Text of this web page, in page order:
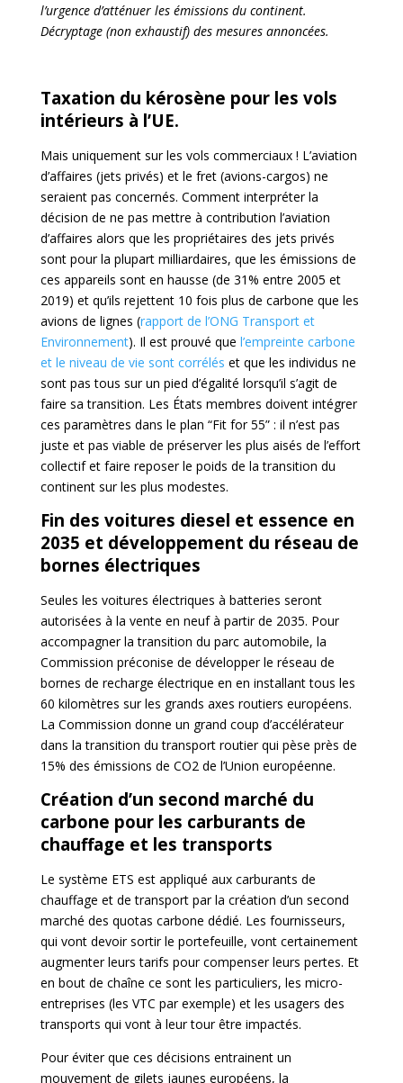
l’urgence d’atténuer les émissions du continent.
Décryptage (non exhaustif) des mesures annoncées.
Taxation du kérosène pour les vols
intérieurs à l’UE.
Mais uniquement sur les vols commerciaux ! L’aviation
d’affaires (jets privés) et le fret (avions-cargos) ne
seraient pas concernés. Comment interpréter la
décision de ne pas mettre à contribution l’aviation
d’affaires alors que les propriétaires des jets privés
sont pour la plupart milliardaires, que les émissions de
ces appareils sont en hausse (de 31% entre 2005 et
2019) et qu’ils rejettent 10 fois plus de carbone que les
avions de lignes (rapport de l’ONG Transport et
Environnement). Il est prouvé que l’empreinte carbone
et le niveau de vie sont corrélés et que les individus ne
sont pas tous sur un pied d’égalité lorsqu’il s’agit de
faire sa transition. Les États membres doivent intégrer
ces paramètres dans le plan “Fit for 55” : il n’est pas
juste et pas viable de préserver les plus aisés de l’effort
collectif et faire reposer le poids de la transition du
continent sur les plus modestes.
Fin des voitures diesel et essence en
2035 et développement du réseau de
bornes électriques
Seules les voitures électriques à batteries seront
autorisées à la vente en neuf à partir de 2035. Pour
accompagner la transition du parc automobile, la
Commission préconise de développer le réseau de
bornes de recharge électrique en en installant tous les
60 kilomètres sur les grands axes routiers européens.
La Commission donne un grand coup d’accélérateur
dans la transition du transport routier qui pèse près de
15% des émissions de CO2 de l’Union européenne.
Création d’un second marché du
carbone pour les carburants de
chauffage et les transports
Le système ETS est appliqué aux carburants de
chauffage et de transport par la création d’un second
marché des quotas carbone dédié. Les fournisseurs,
qui vont devoir sortir le portefeuille, vont certainement
augmenter leurs tarifs pour compenser leurs pertes. Et
en bout de chaîne ce sont les particuliers, les micro-
entreprises (les VTC par exemple) et les usagers des
transports qui vont à leur tour être impactés.
Pour éviter que ces décisions entrainent un
mouvement de gilets jaunes européens, la